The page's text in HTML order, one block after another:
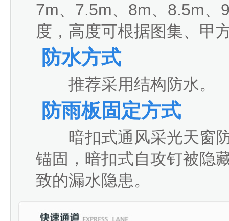
7m、7.5m、8m、8.5m、
度，高度可根据图集、甲
防水方式
推荐采用结构防水。
防雨板固定方式
暗扣式通风采光天窗防
锚固，暗扣式自攻钉被隐
致的漏水隐患。